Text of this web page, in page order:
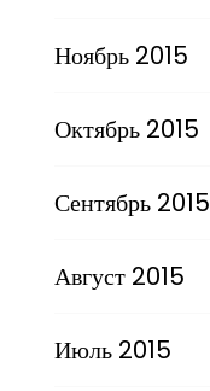
Ноябрь 2015
Октябрь 2015
Сентябрь 2015
Август 2015
Июль 2015